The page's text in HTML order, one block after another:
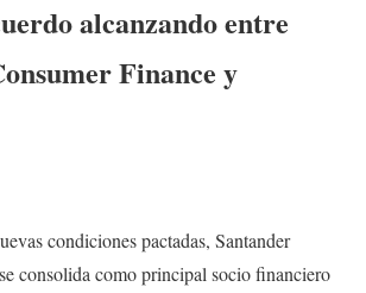
alcanzando entre
Finance y
condiciones pactadas, Santander
consolida como principal socio financiero